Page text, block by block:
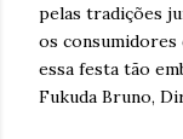
pelas tradições
os
essa festa tão
Fukuda Bruno,